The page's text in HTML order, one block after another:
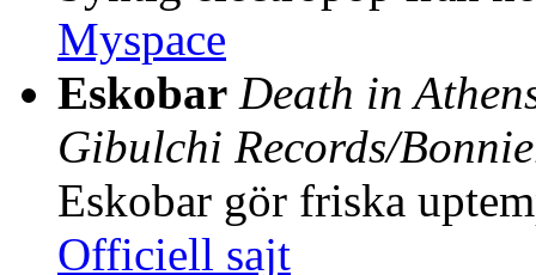
Myspace
Eskobar Death in
Gibulchi Records/
Eskobar gör friska
Officiell sajt